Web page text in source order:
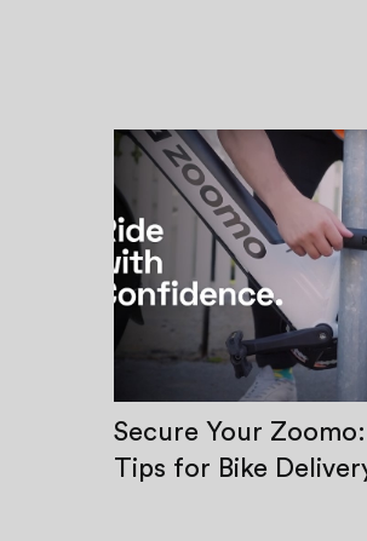
Secure Your Zoomo:
Tips for Bike